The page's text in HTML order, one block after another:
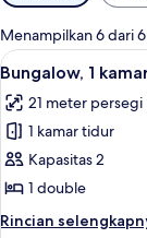
tersedia
untuk
kamar
Menampilkan 6 dari
Lihat
semua
foto
untuk
Bungalow,
1
kamar
5
Bungalow, 1
21 meter persegi
1 kamar tidur
Kapasitas 2
1 double
Rincian
Rincian